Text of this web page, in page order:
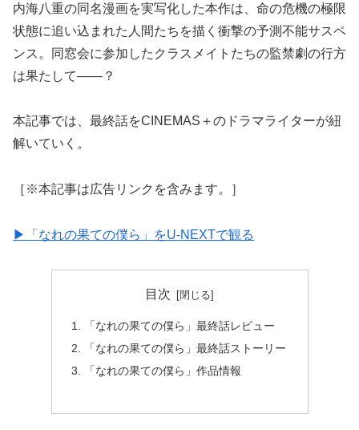
内海八重の同名漫画を実写化した本作は、命の危機の極限
状態に追い込まれた人間たちを描く衝撃の予測不能サスペ
ンス。同窓会に参加したクラスメイトたちの監禁劇の行方
は果たして――？
本記事では、最終話をCINEMAS＋のドラマライターが紐
解いていく。
［※本記事は広告リンクを含みます。］
▶︎「なれの果ての僕ら」をU-NEXTで観る
目次
「なれの果ての僕ら」最終話レビュー
「なれの果ての僕ら」最終話ストーリー
「なれの果ての僕ら」作品情報